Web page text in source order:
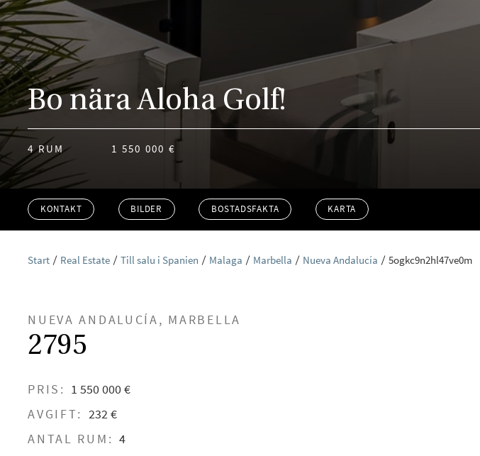
Bo nära Aloha Golf!
4 RUM 1 550 000 €
KONTAKT BILDER BOSTADSFAKTA KARTA
Start Real Estate Till salu i Spanien Malaga Marbella Nueva Andalucía 5ogkc9n2hl47ve0m
NUEVA ANDALUCÍA, MARBELLA
2795
PRIS: 1 550 000 €
AVGIFT: 232 €
ANTAL RUM: 4